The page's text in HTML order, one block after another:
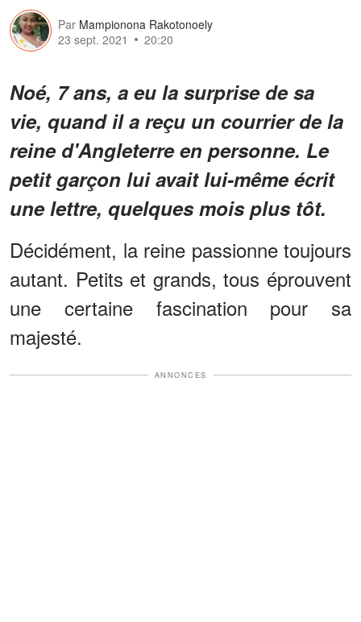
Par Mampionona Rakotonoely
23 sept. 2021
20:20
Noé, 7 ans, a eu la surprise de sa
vie, quand il a reçu un courrier de la
reine d'Angleterre en personne. Le
petit garçon lui avait lui-même écrit
une lettre, quelques mois plus tôt.
Décidément, la reine passionne toujours
autant. Petits et grands, tous éprouvent
une certaine fascination pour sa
majesté.
ANNONCES